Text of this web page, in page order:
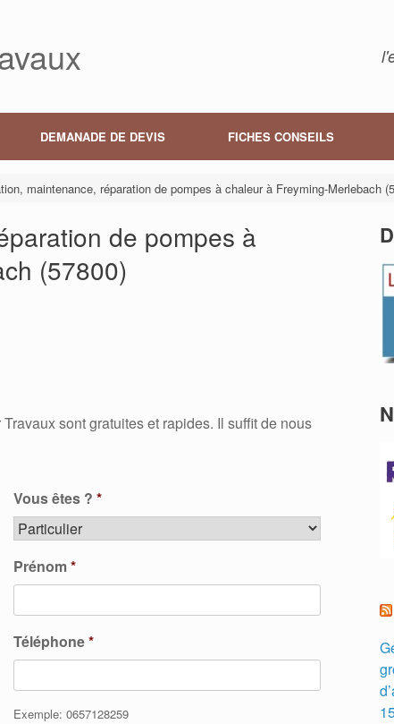
DEMANADE DE DEVIS FICHES CONSEILS
maintenance, réparation de pompes à chaleur à Freyming-Merlebach
de pompes à
(57800)
sont gratuites et rapides. Il suffit de nous
Vous êtes ? *
Prénom*
Téléphone*
Exemple: 0657128259